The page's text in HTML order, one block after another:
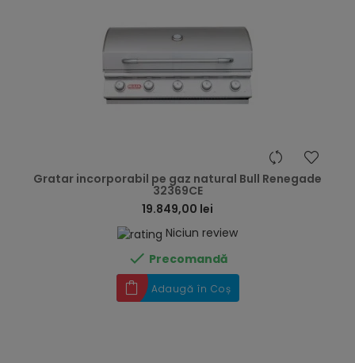
Gratar incorporabil pe gaz natural Bull Renegade
32369CE
19.849,00 lei
Niciun review
 Precomandă
Adaugă în Coș